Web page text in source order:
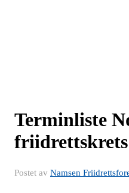
Terminliste
friidrettskrets
Postet av Namsen